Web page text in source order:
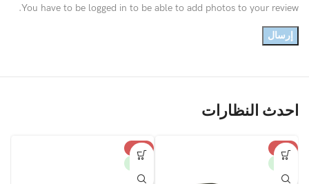
You have to be logged in to be able to add photos to your review.
احدث النظارات
-43%
-43%